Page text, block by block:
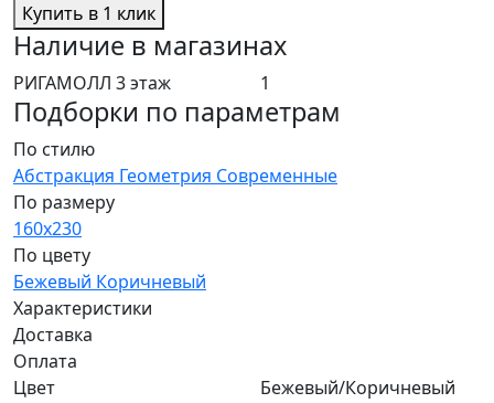
Купить в 1 клик
Наличие в магазинах
РИГАМОЛЛ 3 этаж 1
Подборки по параметрам
По стилю
Абстракция Геометрия Современные
По размеру
160х230
По цвету
Бежевый Коричневый
Характеристики
Доставка
Оплата
Цвет
Бежевый/Коричневый